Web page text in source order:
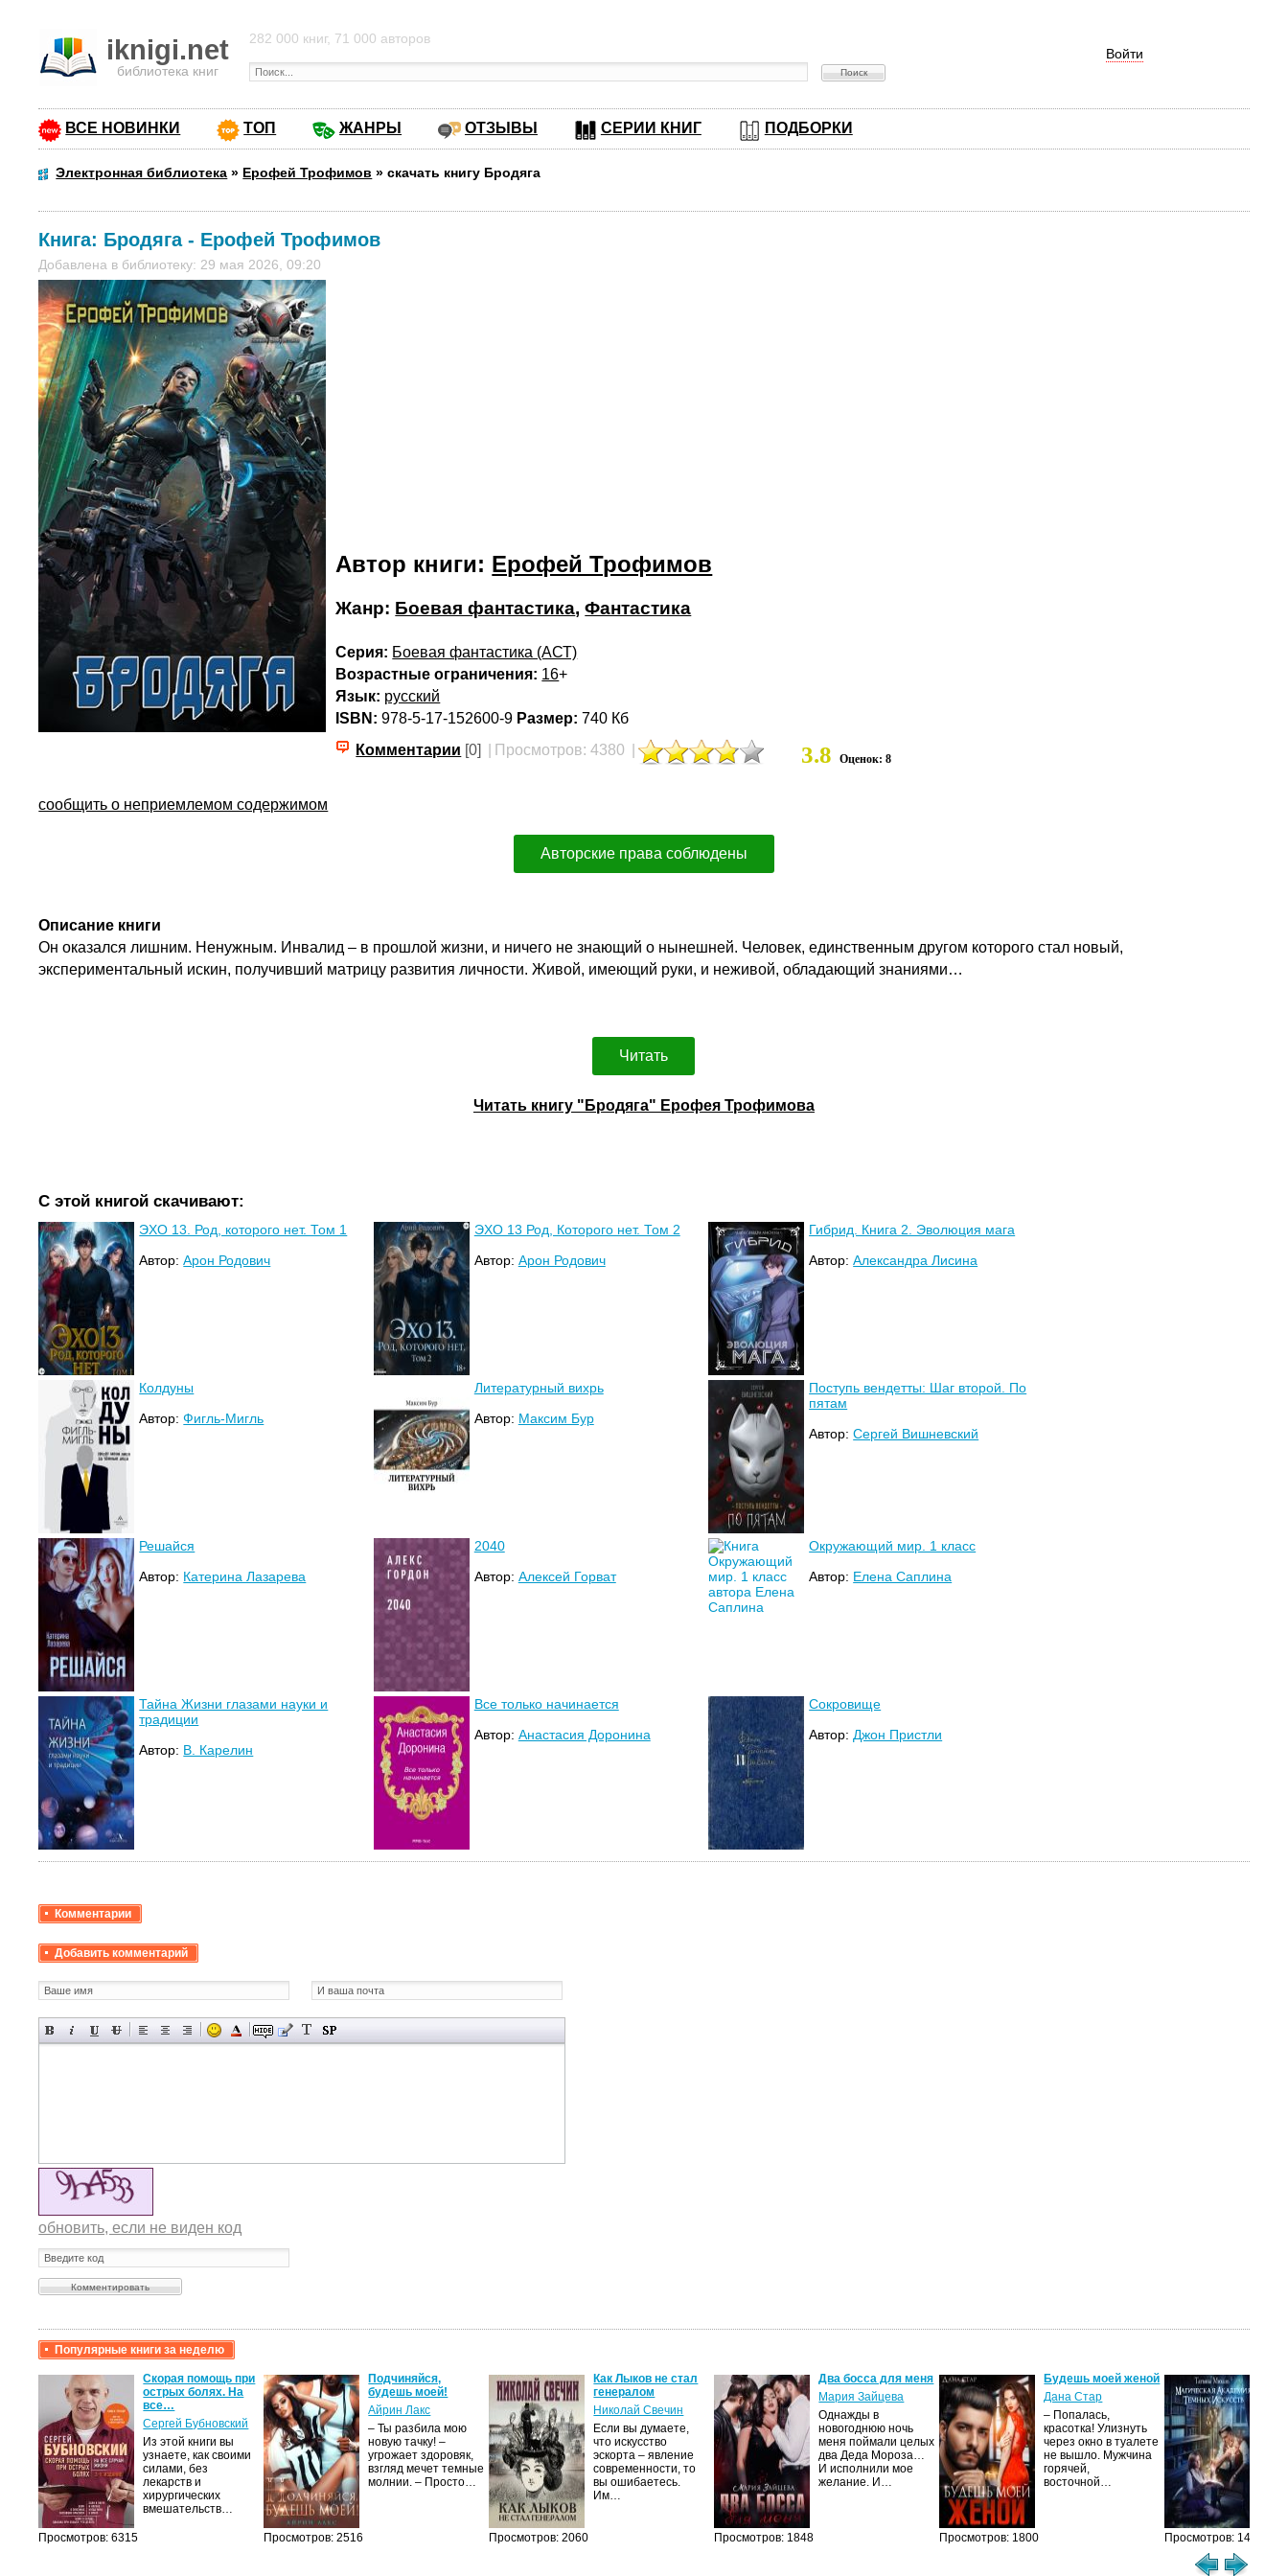
iknigi.net
библиотека книг
Войти
282 000 книг, 71 000 авторов
ВСЕ НОВИНКИ ТОП ЖАНРЫ ОТЗЫВЫ СЕРИИ КНИГ ПОДБОРКИ
Электронная библиотека » Ерофей Трофимов »скачать книгу Бродяга
Книга: Бродяга- Ерофей Трофимов
Добавлена в библиотеку: 29 мая 2026, 09:20
Автор книги: Ерофей Трофимов
Жанр: Боевая фантастика,Фантастика
Серия: Боевая фантастика (АСТ)
Возрастные ограничения: 16+
Язык: русский
ISBN: 978-5-17-152600-9 Размер: 740 Кб
Комментарии [0] Просмотров: 4380 3.8 Оценок: 8
сообщить о неприемлемом содержимом
Авторские права соблюдены
Описание книги
Он оказался лишним. Ненужным. Инвалид – в прошлой жизни, и ничего не знающий о нынешней. Человек, единственным другом которого стал новый,
экспериментальный искин, получивший матрицу развития личности. Живой, имеющий руки, и неживой, обладающий знаниями…
Читать
Читать книгу "Бродяга" Ерофея Трофимова
С этой книгой скачивают:
ЭХО 13. Род, которого нет. Том 1
Автор:Арон Родович
ЭХО 13 Род, Которого нет. Том 2
Автор: Арон Родович
Гибрид. Книга 2. Эволюция мага
Автор:Александра Лисина
Колдуны
Автор:Фигль-Мигль
Литературный вихрь
Автор: Максим Бур
Поступь вендетты: Шаг второй. По
пятам
Автор:Сергей Вишневский
Решайся
Автор: Катерина Лазарева
2040
Автор: Алексей Горват
Окружающий мир. 1 класс
Автор: Елена Саплина
Тайна Жизни глазами науки и
традиции
Автор: В. Карелин
Все только начинается
Автор: Анастасия Доронина
Сокровище
Автор: Джон Пристли
Комментарии
Добавить комментарий
обновить, если не виден код
Популярные книги за неделю
Просмотров: 6315
Скорая помощь при
острых болях. На
все…
Сергей Бубновский
Из этой книги вы
узнаете, как своими
силами, без
лекарств и
хирургических
вмешательств…
Просмотров: 2516
Подчиняйся,
будешь моей!
Айрин Лакс
– Ты разбила мою
новую тачку! –
угрожает здоровяк,
взгляд мечет темные
молнии. – Просто…
Просмотров: 2060
Как Лыков не стал
генералом
Николай Свечин
Если вы думаете,
что искусство
эскорта – явление
современности, то
вы ошибаетесь.
Им…
Просмотров: 1848
Два босса для меня
Мария Зайцева
Однажды в
новогоднюю ночь
меня поймали целых
два Деда Мороза…
И исполнили мое
желание. И…
Просмотров: 1800
Будешь моей женой
Дана Стар
– Попалась,
красотка! Улизнуть
через окно в туалете
не вышло. Мужчина
горячей,
восточной…
Просмотров: 1462